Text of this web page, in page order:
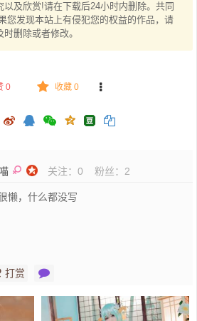
及欣赏!请在下载后24小时内删除。共同
您发现本站上有侵犯您的权益的作品，请
删除或者修改。
0 收藏 0
关注： 0 粉丝： 2
懒，什么都没写
打赏